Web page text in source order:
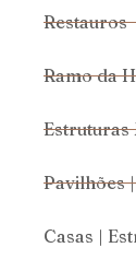
Restauros
Ramo da
Estruturas
Pavilhões
Casas |